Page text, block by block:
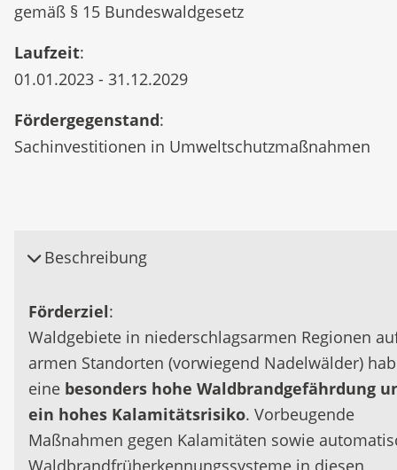
gemäß § 15 Bundeswaldgesetz
Laufzeit:
01.01.2023 - 31.12.2029
Fördergegenstand:
Sachinvestitionen in Umweltschutzmaßnahmen
Beschreibung
Förderziel:
Waldgebiete in niederschlagsarmen Regionen
armen Standorten (vorwiegend Nadelwälder)
eine besonders hohe Waldbrandgefährdung
ein hohes Kalamitätsrisiko. Vorbeugende
Maßnahmen gegen Kalamitäten sowie
Waldbrandfrüherkennungssysteme in diesen